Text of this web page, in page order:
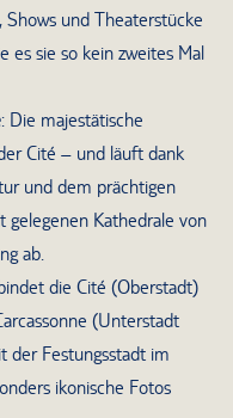
und Theaterstücke
es sie so kein zweites Mal
: Die majestätische
Cité – und läuft dank
und dem prächtigen
gelegenen Kathedrale von
ab.
die Cité (Oberstadt)
(Unterstadt
der Festungsstadt im
ikonische Fotos